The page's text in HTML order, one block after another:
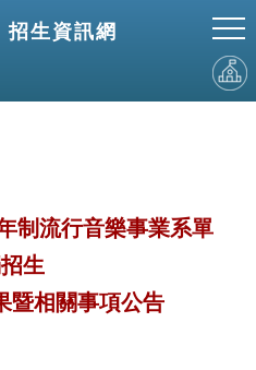
招生資訊網
制流行音樂事業系單
生
暨相關事項公告